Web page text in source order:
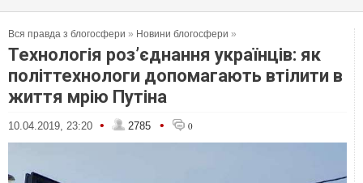
Вся правда з блогосфери » Новини блогосфери »
Технологія роз’єднання українців: як
політтехнологи допомагають втілити в
життя мрію Путіна
10.04.2019, 23:20 • 2785 • 0